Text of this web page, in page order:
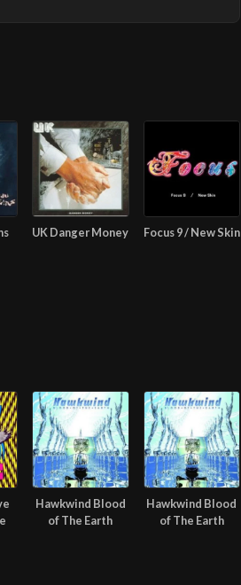
UK Danger Money Focus 9 / New Skin
Hawkwind Blood
of The Earth
Hawkwind Blood
of The Earth